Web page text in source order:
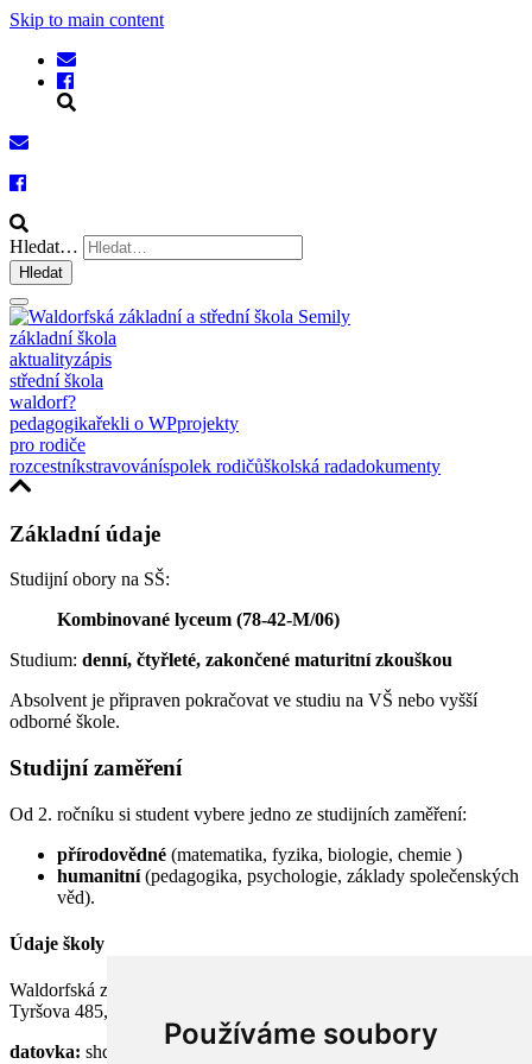
Používáme soubory
Skip to main content
Hledat…
Hledat
základní škola
aktualityzápis
střední škola
waldorf?
pedagogikařekli o WPprojekty
pro rodiče
rozcestníkstravováníspolek rodičůškolská radadokumenty
Základní údaje
Studijní obory na SŠ:
Kombinované lyceum (78-42-M/06)
Studium: denní, čtyřleté, zakončené maturitní zkouškou
Absolvent je připraven pokračovat ve studiu na VŠ nebo vyšší
odborné škole.
Studijní zaměření
Od 2. ročníku si student vybere jedno ze studijních zaměření:
přírodovědné (matematika, fyzika, biologie, chemie )
humanitní(pedagogika, psychologie, základy společenských
věd).
Údaje školy
Waldorfská základní a střední škola Semily, p. o.
Tyršova 485, 513 01 Semily
datovka: shdknnh